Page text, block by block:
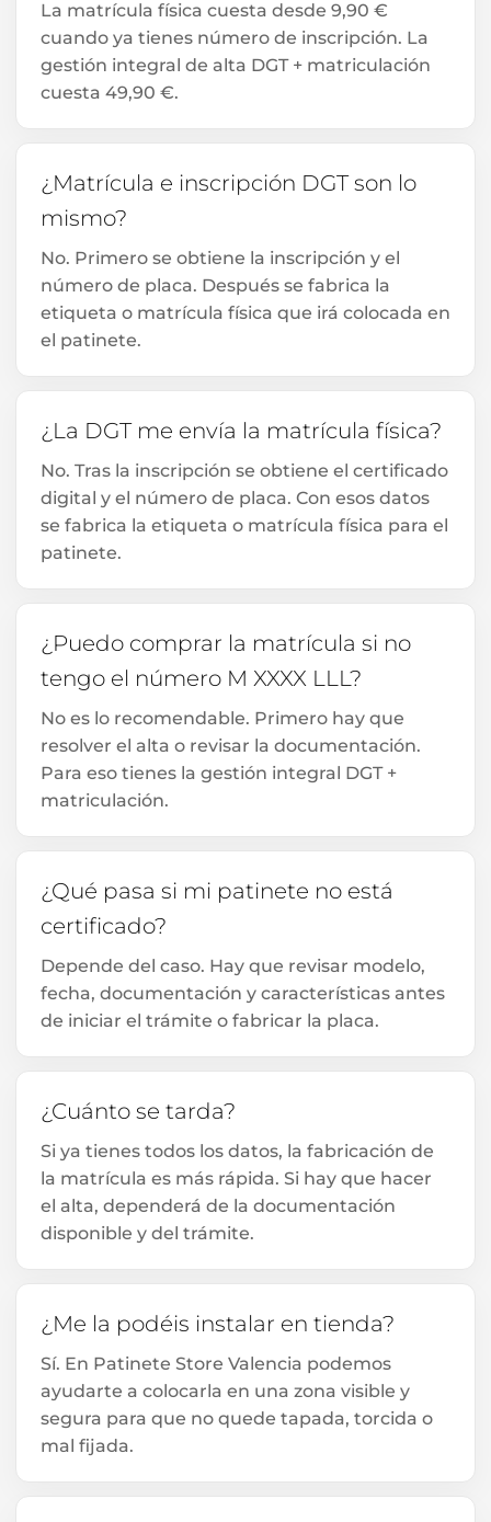
La matrícula física cuesta desde 9,90 €
cuando ya tienes número de inscripción. La
gestión integral de alta DGT + matriculación
cuesta 49,90 €.
¿Matrícula e inscripción DGT son lo
mismo?
No. Primero se obtiene la inscripción y el
número de placa. Después se fabrica la
etiqueta o matrícula física que irá colocada en
el patinete.
¿La DGT me envía la matrícula física?
No. Tras la inscripción se obtiene el certificado
digital y el número de placa. Con esos datos
se fabrica la etiqueta o matrícula física para el
patinete.
¿Puedo comprar la matrícula si no
tengo el número M XXXX LLL?
No es lo recomendable. Primero hay que
resolver el alta o revisar la documentación.
Para eso tienes la gestión integral DGT +
matriculación.
¿Qué pasa si mi patinete no está
certificado?
Depende del caso. Hay que revisar modelo,
fecha, documentación y características antes
de iniciar el trámite o fabricar la placa.
¿Cuánto se tarda?
Si ya tienes todos los datos, la fabricación de
la matrícula es más rápida. Si hay que hacer
el alta, dependerá de la documentación
disponible y del trámite.
¿Me la podéis instalar en tienda?
Sí. En Patinete Store Valencia podemos
ayudarte a colocarla en una zona visible y
segura para que no quede tapada, torcida o
mal fijada.